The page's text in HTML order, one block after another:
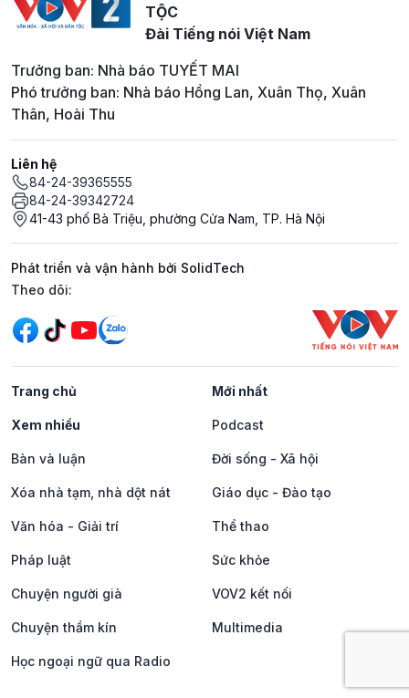
TỘC
Đài Tiếng nói Việt Nam
Trưởng ban: Nhà báo TUYẾT MAI
Phó trưởng ban: Nhà báo Hồng Lan, Xuân Thọ, Xuân
Thân, Hoài Thu
Liên hệ
84-24-39365555
84-24-39342724
41-43 phố Bà Triệu, phường Cửa Nam, TP. Hà Nội
Phát triển và vận hành bởi SolidTech
Mạng xã hội
Theo dõi:
Trang chủ Mới nhất
Xem nhiều Podcast
Bàn và luận Đời sống - Xã hội
Xóa nhà tạm, nhà dột nát Giáo dục - Đào tạo
Văn hóa - Giải trí Thể thao
Pháp luật Sức khỏe
Chuyện người già VOV2 kết nối
Chuyện thầm kín Multimedia
Học ngoại ngữ qua Radio